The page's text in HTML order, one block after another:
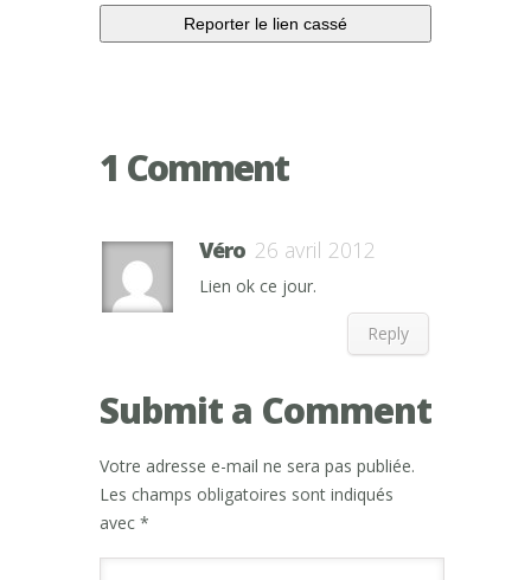
1 Comment
Véro 26 avril 2012
Lien ok ce jour.
Reply
Submit a Comment
Votre adresse e-mail ne sera pas publiée.
Les champs obligatoires sont indiqués
avec *